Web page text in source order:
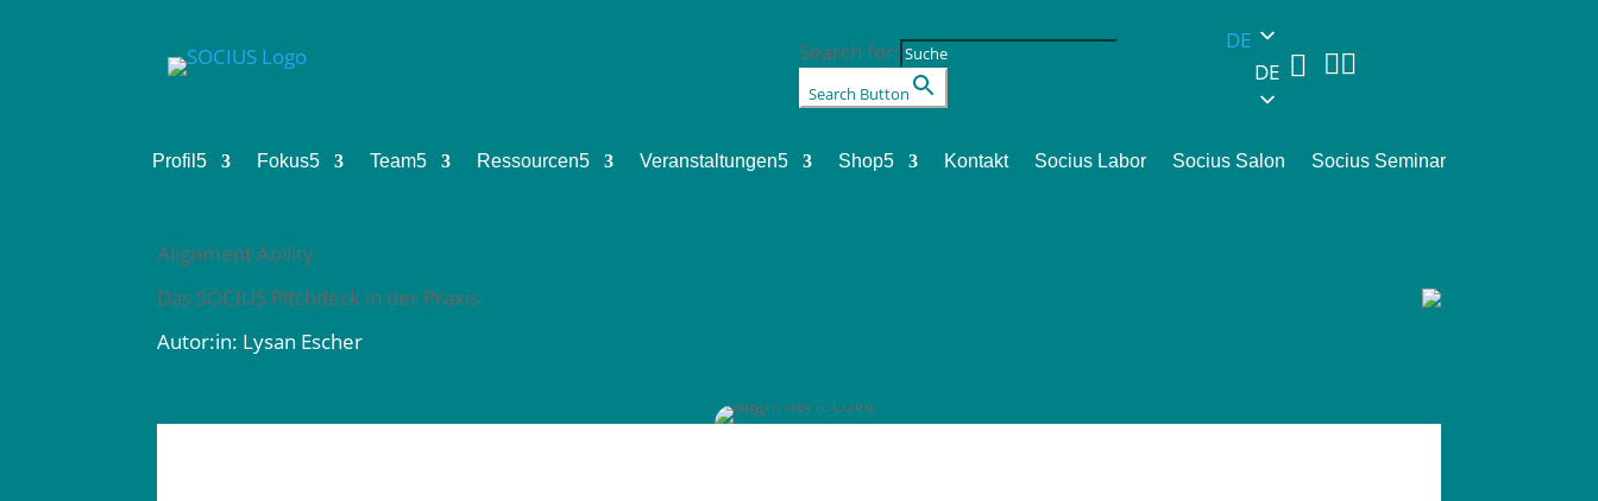
Search for:
Search Button
DE
DE  
Profil 5 Fokus5 Team5 Ressourcen5 Veranstaltungen5 Shop5 Kontakt Socius Labor Socius Salon Socius Seminar
Alignment Ability
Das SOCIUS Pitchdeck in der Praxis
Autor:in: Lysan Escher